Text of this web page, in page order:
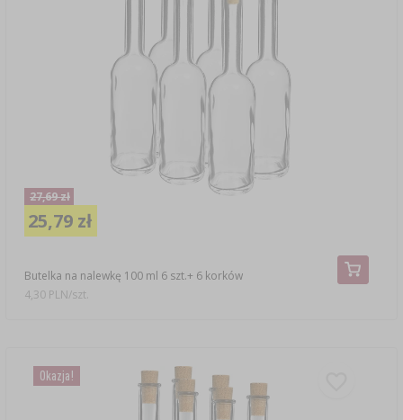
Butelka na nalewkę 100 ml 6 szt.+ 6 korków
27,69 zł
25,79 zł
4,30 PLN/szt.
Okazja!